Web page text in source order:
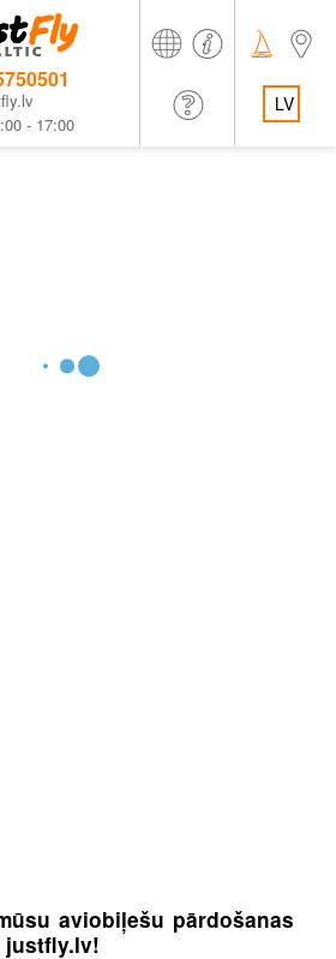
- 17:00
LV
aviobiļešu pārdošanas
justfly.lv!